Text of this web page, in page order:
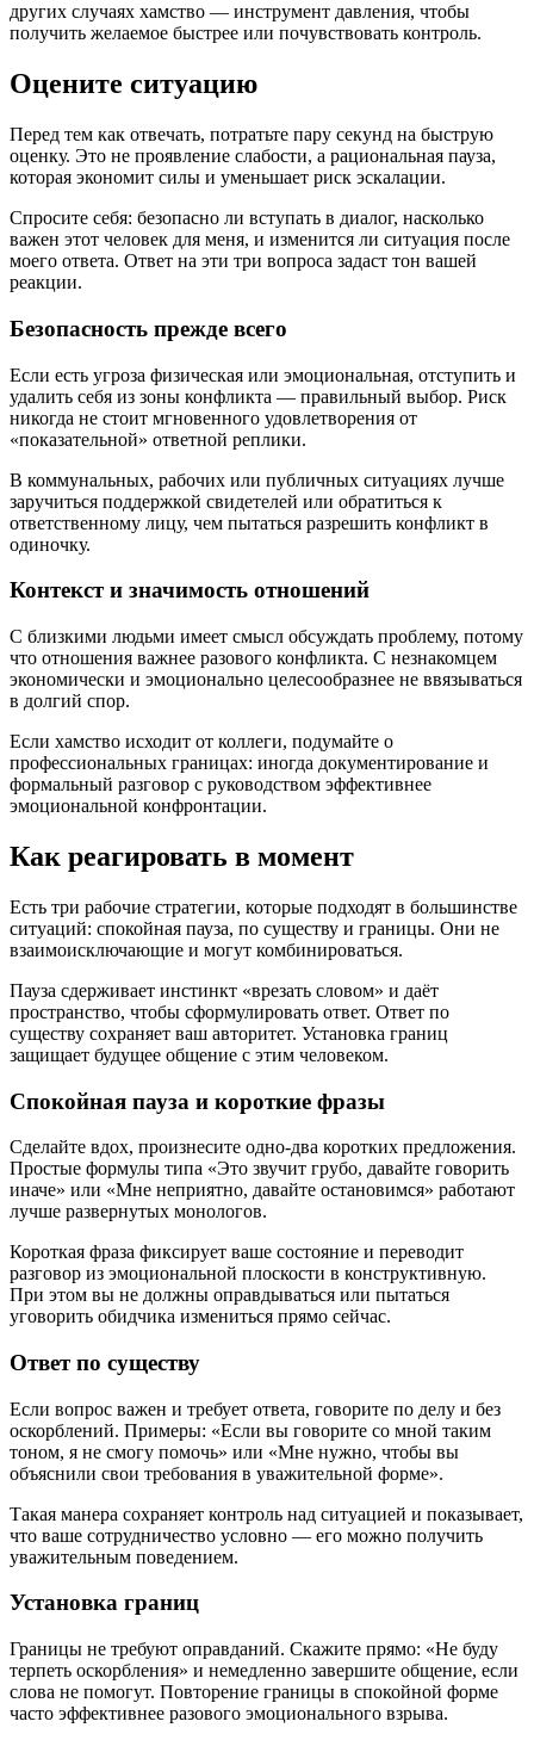
других случаях хамство — инструмент давления, чтобы
получить желаемое быстрее или почувствовать контроль.
Оцените ситуацию
Перед тем как отвечать, потратьте пару секунд на быструю
оценку. Это не проявление слабости, а рациональная пауза,
которая экономит силы и уменьшает риск эскалации.
Спросите себя: безопасно ли вступать в диалог, насколько
важен этот человек для меня, и изменится ли ситуация после
моего ответа. Ответ на эти три вопроса задаст тон вашей
реакции.
Безопасность прежде всего
Если есть угроза физическая или эмоциональная, отступить и
удалить себя из зоны конфликта — правильный выбор. Риск
никогда не стоит мгновенного удовлетворения от
«показательной» ответной реплики.
В коммунальных, рабочих или публичных ситуациях лучше
заручиться поддержкой свидетелей или обратиться к
ответственному лицу, чем пытаться разрешить конфликт в
одиночку.
Контекст и значимость отношений
С близкими людьми имеет смысл обсуждать проблему, потому
что отношения важнее разового конфликта. С незнакомцем
экономически и эмоционально целесообразнее не ввязываться
в долгий спор.
Если хамство исходит от коллеги, подумайте о
профессиональных границах: иногда документирование и
формальный разговор с руководством эффективнее
эмоциональной конфронтации.
Как реагировать в момент
Есть три рабочие стратегии, которые подходят в большинстве
ситуаций: спокойная пауза, по существу и границы. Они не
взаимоисключающие и могут комбинироваться.
Пауза сдерживает инстинкт «врезать словом» и даёт
пространство, чтобы сформулировать ответ. Ответ по
существу сохраняет ваш авторитет. Установка границ
защищает будущее общение с этим человеком.
Спокойная пауза и короткие фразы
Сделайте вдох, произнесите одно-два коротких предложения.
Простые формулы типа «Это звучит грубо, давайте говорить
иначе» или «Мне неприятно, давайте остановимся» работают
лучше развернутых монологов.
Короткая фраза фиксирует ваше состояние и переводит
разговор из эмоциональной плоскости в конструктивную.
При этом вы не должны оправдываться или пытаться
уговорить обидчика измениться прямо сейчас.
Ответ по существу
Если вопрос важен и требует ответа, говорите по делу и без
оскорблений. Примеры: «Если вы говорите со мной таким
тоном, я не смогу помочь» или «Мне нужно, чтобы вы
объяснили свои требования в уважительной форме».
Такая манера сохраняет контроль над ситуацией и показывает,
что ваше сотрудничество условно — его можно получить
уважительным поведением.
Установка границ
Границы не требуют оправданий. Скажите прямо: «Не буду
терпеть оскорбления» и немедленно завершите общение, если
слова не помогут. Повторение границы в спокойной форме
часто эффективнее разового эмоционального взрыва.